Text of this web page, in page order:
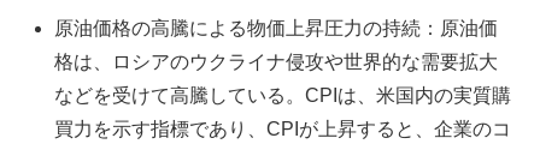
原油価格の高騰による物価上昇圧力の持続：原油価
格は、ロシアのウクライナ侵攻や世界的な需要拡大
などを受けて高騰している。CPIは、米国内の実質購
買力を示す指標であり、CPIが上昇すると、企業のコ